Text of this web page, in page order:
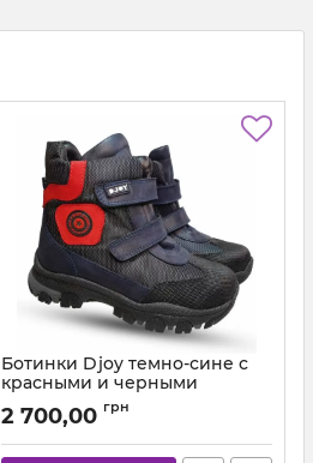
Ботинки Djoy темно-сине с
красными и черными
вставками 142524
Артикул: 111-194-142-524 (26-30)
2 700,00 грн